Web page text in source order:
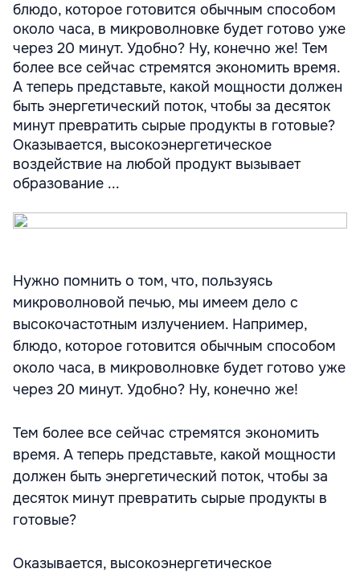
блюдо, которое готовится обычным способом
около часа, в микроволновке будет готово уже
через 20 минут. Удобно? Ну, конечно же! Тем
более все сейчас стремятся экономить время.
А теперь представьте, какой мощности должен
быть энергетический поток, чтобы за десяток
минут превратить сырые продукты в готовые?
Оказывается, высокоэнергетическое
воздействие на любой продукт вызывает
образование ...
Нужно помнить о том, что, пользуясь
микроволновой печью, мы имеем дело с
высокочастотным излучением. Например,
блюдо, которое готовится обычным способом
около часа, в микроволновке будет готово уже
через 20 минут. Удобно? Ну, конечно же!
Тем более все сейчас стремятся экономить
время. А теперь представьте, какой мощности
должен быть энергетический поток, чтобы за
десяток минут превратить сырые продукты в
готовые?
Оказывается, высокоэнергетическое